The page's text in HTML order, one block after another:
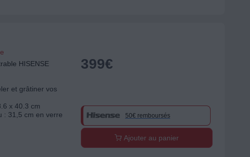
HISENSE
et grâtiner vos
x 40.3 cm
: 31,5 cm en verre
399€
50€ remboursés
Ajouter au panier